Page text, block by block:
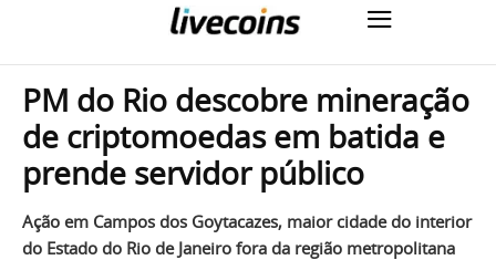
PM do Rio descobre mineração
de criptomoedas em batida e
prende servidor público
Ação em Campos dos Goytacazes, maior cidade do interior
do Estado do Rio de Janeiro fora da região metropolitana